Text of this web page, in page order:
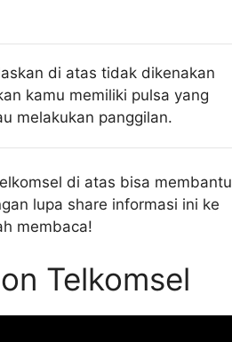
di atas tidak dikenakan
kamu memiliki pulsa yang
melakukan panggilan.
di atas bisa membantu
lupa share informasi ini ke
membaca!
Telkomsel